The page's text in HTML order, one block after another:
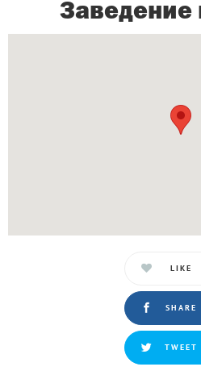
Заведение
LIKE
SHARE
TWEET